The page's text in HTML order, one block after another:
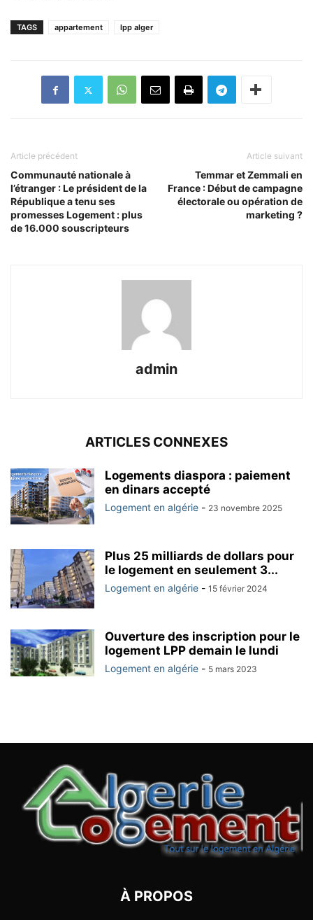
TAGS appartement lpp alger
Article précédent
Communauté nationale à
l’étranger : Le président de la
République a tenu ses
promesses Logement : plus
de 16.000 souscripteurs
Article suivant
Temmar et Zemmali en
France : Début de campagne
électorale ou opération de
marketing ?
admin
ARTICLES CONNEXES
Logements diaspora : paiement
en dinars accepté
Logement en algérie - 23 novembre 2025
Plus 25 milliards de dollars pour
le logement en seulement 3...
Logement en algérie - 15 février 2024
Ouverture des inscription pour le
logement LPP demain le lundi
Logement en algérie - 5 mars 2023
À PROPOS